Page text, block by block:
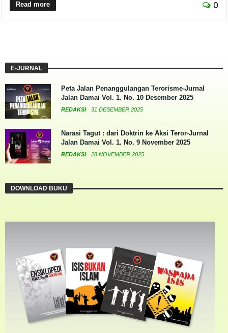
Read more 0
E-JURNAL
Peta Jalan Penanggulangan Terorisme-Jurnal
Jalan Damai Vol. 1. No. 10 Desember 2025
REDAKSI 31 DESEMBER 2025
Narasi Tagut : dari Doktrin ke Aksi Teror-Jurnal
Jalan Damai Vol. 1. No. 9 November 2025
REDAKSI 28 NOVEMBER 2025
DOWNLOAD BUKU